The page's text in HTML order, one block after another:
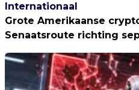
Internationaal
Grote Amerikaanse
Senaatsroute richting